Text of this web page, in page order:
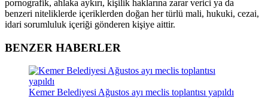
pornografik, ahlaka aykırı, kişilik haklarına zarar verici ya da
benzeri niteliklerde içeriklerden doğan her türlü mali, hukuki, cezai,
idari sorumluluk içeriği gönderen kişiye aittir.
BENZER HABERLER
Kemer Belediyesi Ağustos ayı meclis toplantısı yapıldı